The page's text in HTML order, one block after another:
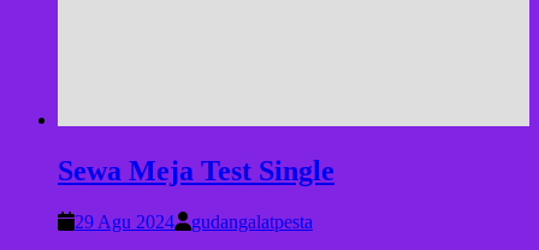
Sewa Meja Test Single
29 Agu 2024
gudangalatpesta